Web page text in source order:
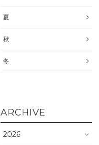
夏
秋
冬
ARCHIVE
2026